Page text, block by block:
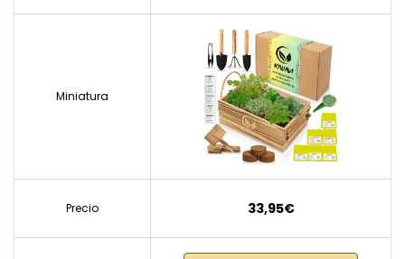
Miniatura
Precio 33,95€